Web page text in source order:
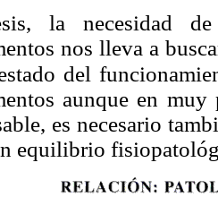
la necesidad
nos lleva a
del
aunque en
es necesario
equilibrio